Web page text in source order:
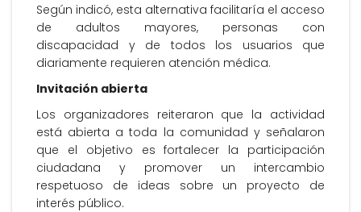
Según indicó, esta alternativa facilitaría el acceso
de adultos mayores, personas con
discapacidad y de todos los usuarios que
diariamente requieren atención médica.
Invitación abierta
Los organizadores reiteraron que la actividad
está abierta a toda la comunidad y señalaron
que el objetivo es fortalecer la participación
ciudadana y promover un intercambio
respetuoso de ideas sobre un proyecto de
interés público.